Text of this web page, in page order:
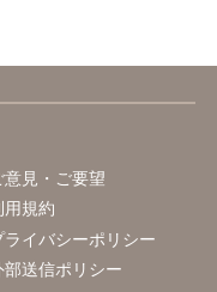
意見・ご要望
用規約
ライバシーポリシー
部送信ポリシー